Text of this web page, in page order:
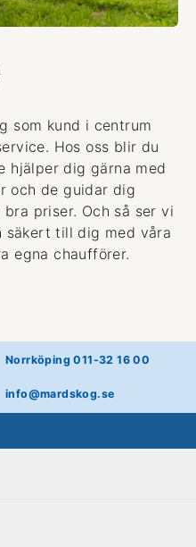
som kund i centrum
Hos oss blir du
hjälper dig gärna med
och de guidar dig
priser. Och så ser vi
till dig med våra
egna chaufförer.
Norrköping 011-32 16 00
info@mardskog.se